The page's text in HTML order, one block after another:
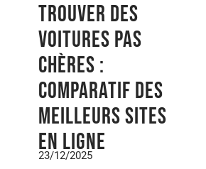
Trouver des
voitures pas
chères :
comparatif des
meilleurs sites
en ligne
23/12/2025